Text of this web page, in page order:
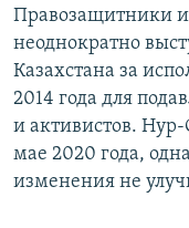
Правозащитники
неоднократно
Казахстана за
2014 года для
и активистов. Нур-
мае 2020 года,
изменения не